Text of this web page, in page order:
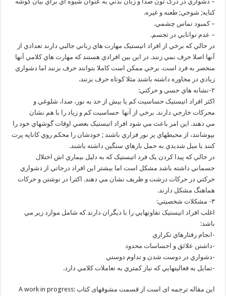
کنايه; شوخي; طعنه و غيره.
– کمبود تماس چشمي.
– عدم توانايي در تجسم.
در حالي که برخي از افراد اتيستيک مهارت هاي زباني جالبي دارند تعدادي از
آنها اصلا حرف نمي زنند. در اين بين افرادي هستند که مهارت هاي کلامي آنها
منحصر به فرد است. برخي ممکن است کاملا بتوانند حرف بزنند اما دشواري
زيادي در محاوره داشته باشند مثلا کوتاه حرف بزنند.
۲-نشانه هاي حسي و حرکتي:
اکثر افراد اتيستيک حساسيت کم يا بيش از حد به نور، صدا، شلوغي و
محرکات خارجي دارند. برخي از آنها حساسيت کم و زياد را با هم نشان
مي دهند. اين امر باعث مي شود افراد اتيستيک بعضي اوقات گوشهاي خود را
بپوشانند، از محيطهاي پر نور فراري باشند ; خودشان را محکم روي کاناپه پرت
کنند يا ميل شديدي به حمل بارهاي سنگين داشته باشند.
در حالي که پيدا کردن يک فرد اتيستيک که به دليل بيماري اش اختلال
جسماني داشته باشد مشکل است اما بيشتر اين افراد درجاتي از دشواري
حرکتي در حرکات درشت و ظريف نشان مي دهند. اکثرا در نوشتن و حرکات
هماهنگ مشکل دارند.
۳- مشکلات شخصيتي:
اغلب افراد اتيستيک تفاوتهايي را با ديگران دارند که شامل موارد زير مي
باشد:
-انجام رفتارهاي تکراري
-داشتن علائق و احساسات محدود
-دشواري در دوست شدن و تداوم دوستي
-تمايل به فعاليتهايي که نياز کمتري به تعاملات کلامي دارد.
اين مقاله ترجمه ای است از قسمت مشوقهای کتاب :A work in progress